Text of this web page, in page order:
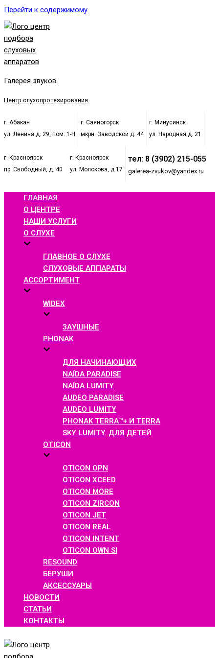
Перейти к содержимому
Галерея звуков
Центр слухопротезирования
г. Абакан
ул. Ленина д. 29, пом. 1-Н
г. Саяногорск
мкрн. Заводской д. 44
г. Минусинск
ул. Народная д. 21
г. Красноярск
пр. Свободный, д. 40
г. Красноярск
ул. Молокова, д.17
тел: 8 (3902) 215-055
galerea-zvukov@yandex.ru
ГЛАВНАЯ
О ЦЕНТРЕ
НАШИ УСЛУГИ
О СЛУХЕ
ГЛАВНОЕ О СЛУХЕ
СЛУХОВЫЕ АППАРАТЫ
АССОРТИМЕНТ
WIDEX
ЗАУШНЫЕ
PHONAK
ДЛЯ НАЧИНАЮЩИХ
NAÍDA PARADISE
NAÍDA LUMITY
AUDEO PARADISE
AUDEO LUMITY
PHONAK TERRA™+ И TERRA
SKY LUMITY. ДЛЯ ДЕТЕЙ
OTICON
OTICON OPN
OTICON XCEED
OTICON MORE
OTICON ZIRCON
OTICON JET
OTICON REAL
OTICON INTENT
OTICON OWN SI
RESOUND
БЕРУШИ
АКСЕССУАРЫ
НОВОСТИ
СТАТЬИ
КОНТАКТЫ